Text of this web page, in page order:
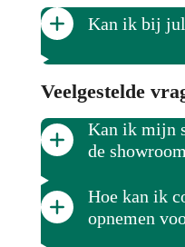
Kan ik bij
Veelgestelde
Kan ik mijn
de
Hoe kan ik
opnemen